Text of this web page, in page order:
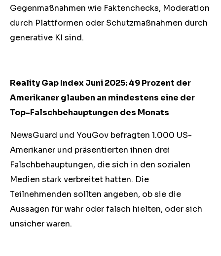
Gegenmaßnahmen wie Faktenchecks, Moderation
durch Plattformen oder Schutzmaßnahmen durch
generative KI sind.
Reality Gap Index Juni 2025: 49 Prozent der
Amerikaner glauben an mindestens eine der
Top-Falschbehauptungen des Monats
NewsGuard und YouGov befragten 1.000 US-
Amerikaner und präsentierten ihnen drei
Falschbehauptungen, die sich in den sozialen
Medien stark verbreitet hatten. Die
Teilnehmenden sollten angeben, ob sie die
Aussagen für wahr oder falsch hielten, oder sich
unsicher waren.